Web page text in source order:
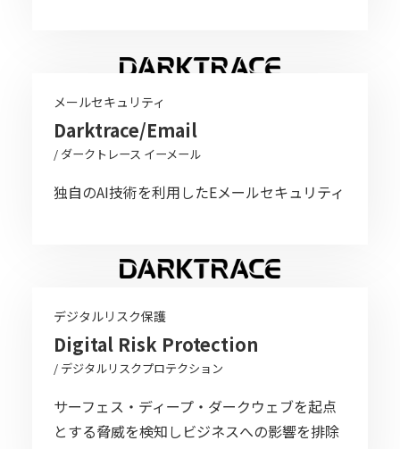
メールセキュリティ
Darktrace/Email
/ ダークトレース イーメール
独自のAI技術を利用したEメールセキュリティ
デジタルリスク保護
Digital Risk Protection
/ デジタルリスクプロテクション
サーフェス・ディープ・ダークウェブを起点
とする脅威を検知しビジネスへの影響を排除